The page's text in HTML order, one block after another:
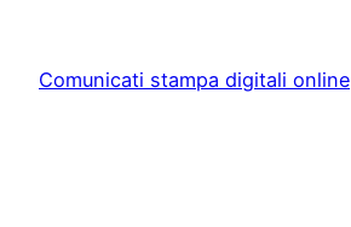
content
Comunicati stampa digitali online